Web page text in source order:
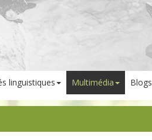
linguistiques Multimédia Blogs